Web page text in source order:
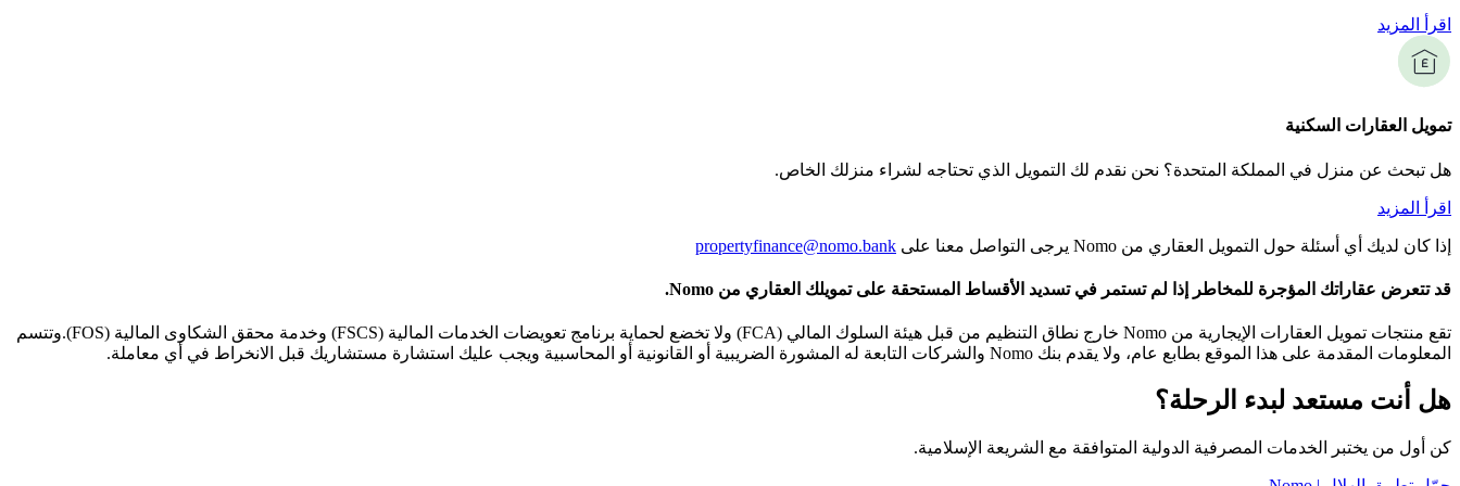
اقرأ المزيد
تمويل العقارات السكنية
ﻫﻞ ﺗﺒﺤﺚ ﻋﻦ ﻣﻨﺰل ﻓﻲ اﻟﻤﻤﻠﻜﺔ اﻟﻤﺘﺤﺪة؟ نحن نقدم لك التمويل الذي تحتاجه لشراء منزلك اﻟﺨﺎص.
اقرأ المزيد
إذا كان لديك أي أسئلة حول التمويل العقاري من Nomo يرجى التواصل معنا على propertyfinance@nomo.bank
قد تتعرض عقاراتك المؤجرة للمخاطر إذا لم تستمر في تسديد الأقساط المستحقة على تمويلك العقاري من Nomo.
تقع منتجات تمويل العقارات الإيجارية من Nomo خارج نطاق التنظيم من قبل هيئة السلوك المالي (FCA) ولا تخضع لحماية برنامج تعويضات الخدمات المالية (FSCS) وخدمة محقق الشكاوى المالية (FOS).وتتسم
المعلومات المقدمة على هذا الموقع بطابع عام، ولا يقدم بنك Nomo والشركات التابعة له المشورة الضريبية أو القانونية أو المحاسبية ويجب عليك استشارة مستشاريك قبل الانخراط في أي معاملة.
هل أنت مستعد لبدء الرحلة؟
كن أول من يختبر الخدمات المصرفية الدولية المتوافقة مع الشريعة الإسلامية.